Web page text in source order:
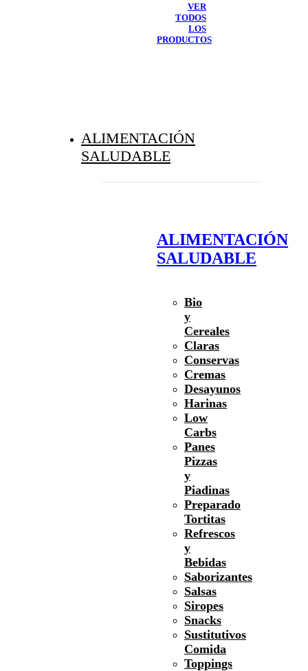
VER
TODOS
LOS
PRODUCTOS
ALIMENTACIÓN
SALUDABLE
ALIMENTACIÓN
SALUDABLE
Bio
y
Cereales
Claras
Conservas
Cremas
Desayunos
Harinas
Low
Carbs
Panes
Pizzas
y
Piadinas
Preparado
Tortitas
Refrescos
y
Bebidas
Saborizantes
Salsas
Siropes
Snacks
Sustitutivos
Comida
Toppings